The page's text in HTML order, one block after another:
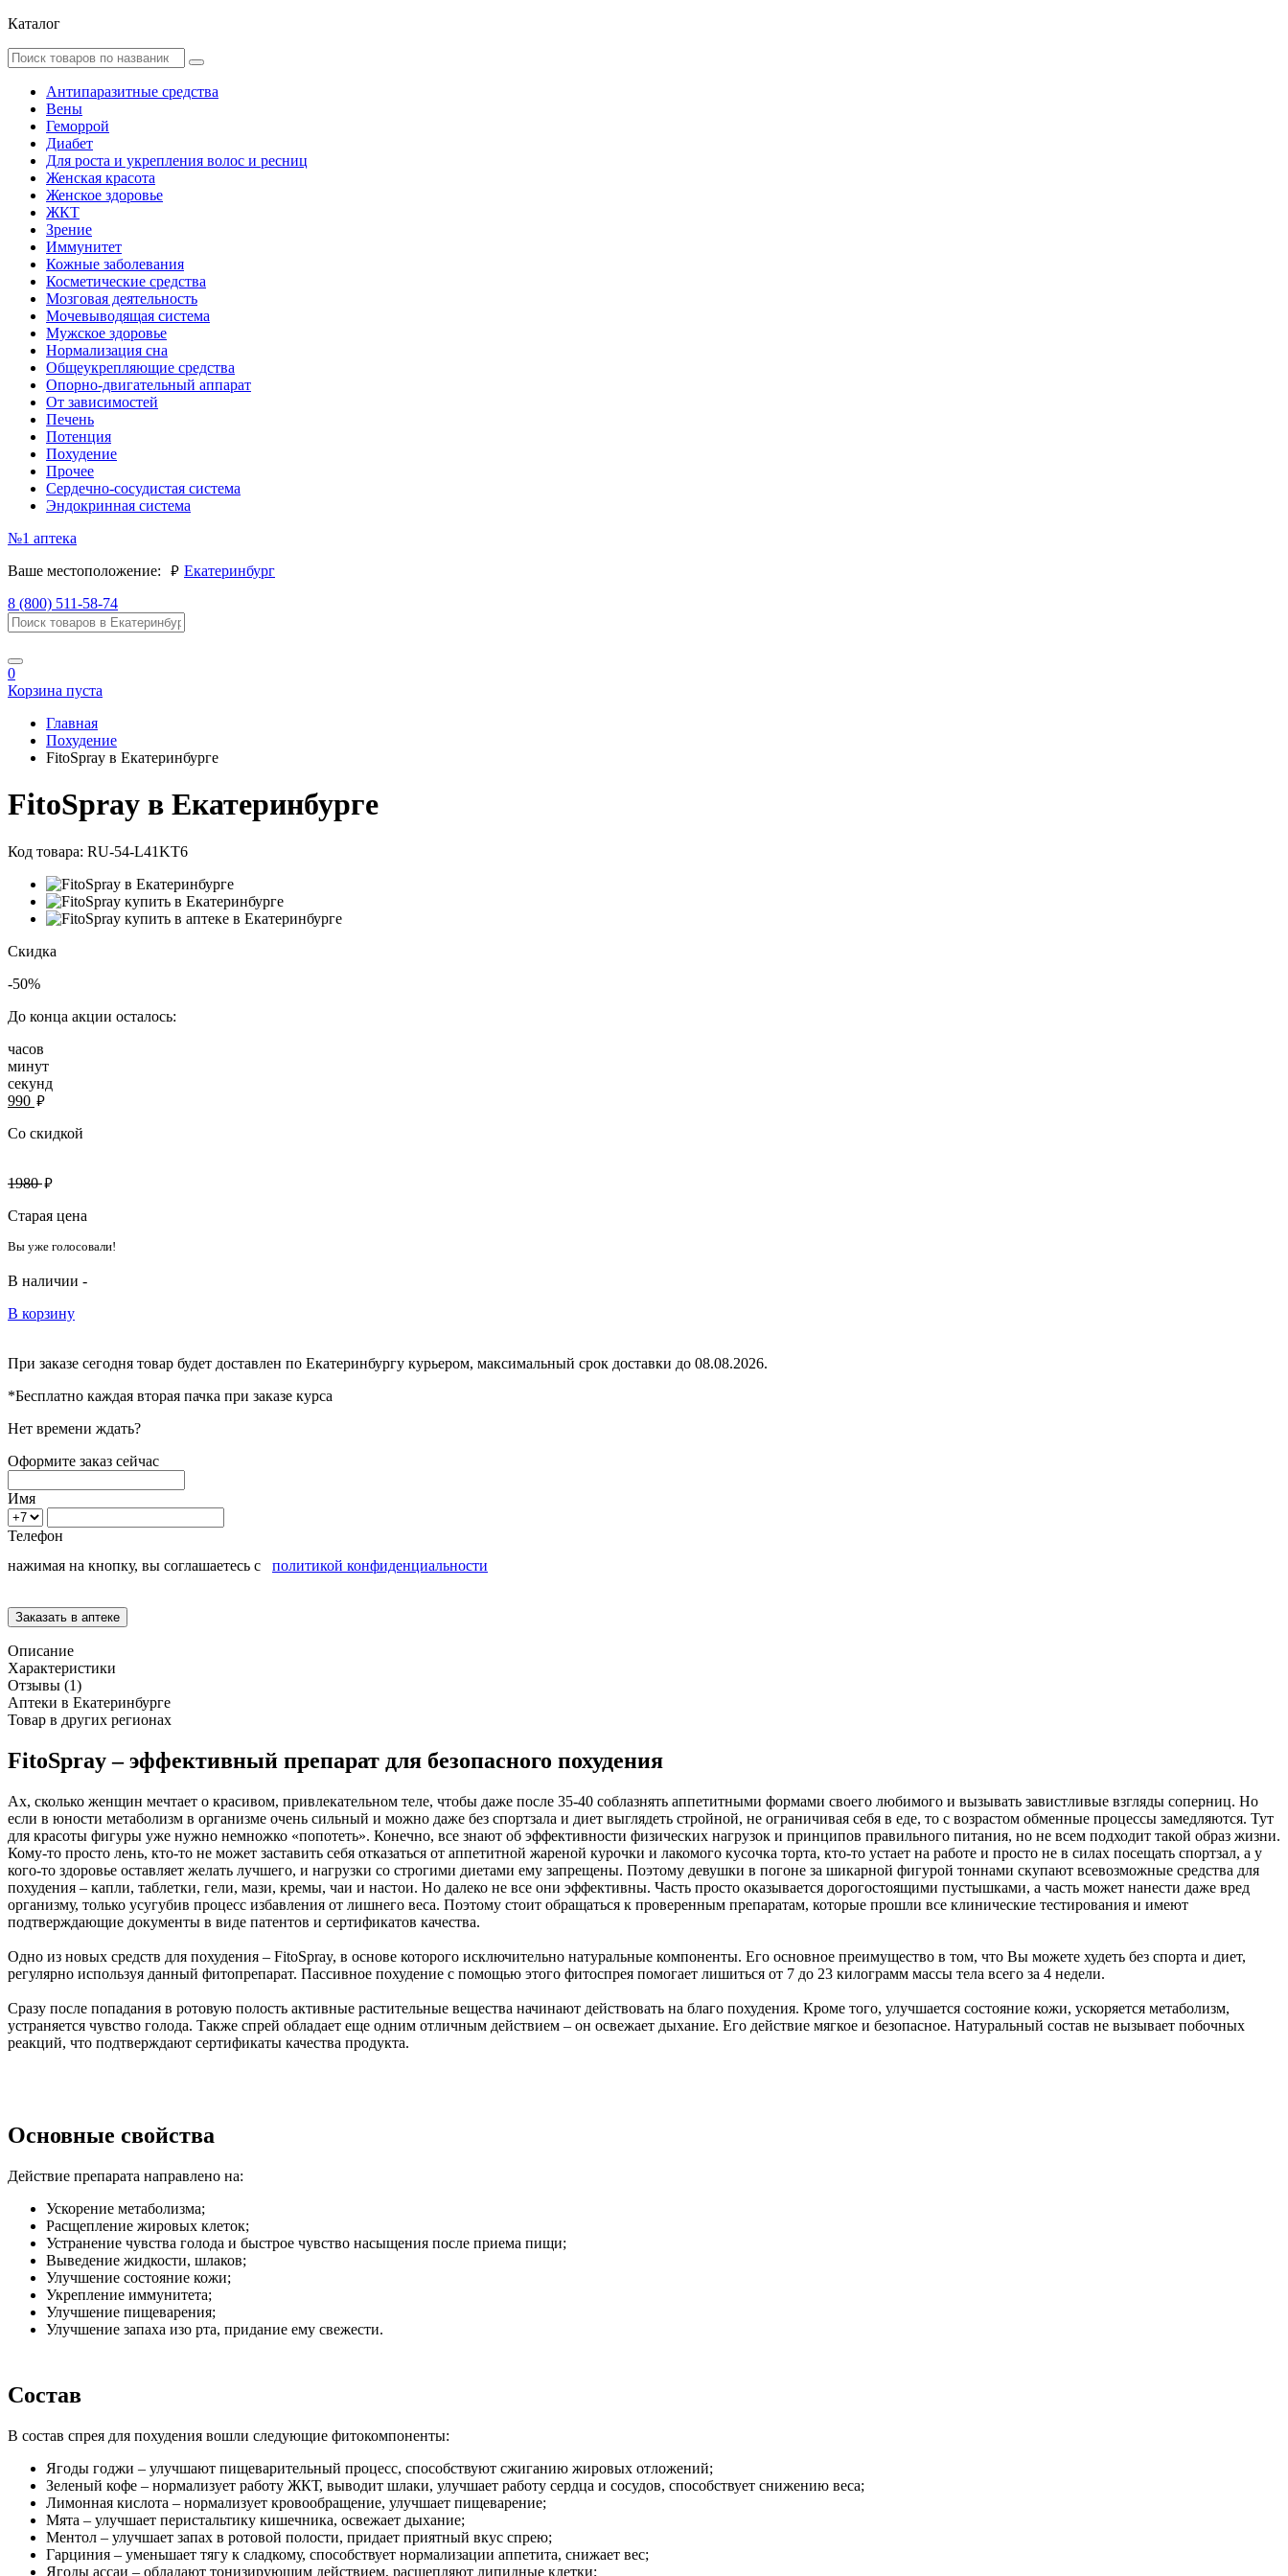
Каталог
Антипаразитные средства
Вены
Геморрой
Диабет
Для роста и укрепления волос и ресниц
Женская красота
Женское здоровье
ЖКТ
Зрение
Иммунитет
Кожные заболевания
Косметические средства
Мозговая деятельность
Мочевыводящая система
Мужское здоровье
Нормализация сна
Общеукрепляющие средства
Опорно-двигательный аппарат
От зависимостей
Печень
Потенция
Похудение
Прочее
Сердечно-сосудистая система
Эндокринная система
№1 аптека
Ваше местоположение:
руб. Екатеринбург
8 (800) 511-58-74
0
Корзина пуста
Главная
Похудение
FitoSpray в Екатеринбурге
FitoSpray в Екатеринбурге
Код товара: RU-54-L41KT6
Скидка
-50%
До конца акции осталось:
часов
минут
секунд
990 руб.
Со скидкой
1980руб.
Старая цена
Вы уже голосовали!
В наличии -
В корзину
При заказе сегодня товар будет доставлен по Екатеринбургу курьером, максимальный срок доставки до 08.08.2026.
*Бесплатно каждая вторая пачка при заказе курса
Нет времени ждать?
Оформите заказ сейчас
Имя
Телефон
нажимая на кнопку, вы соглашаетесь с политикой конфиденциальности
Описание
Характеристики
Отзывы (1)
Аптеки в Екатеринбурге
Товар в других регионах
FitoSpray – эффективный препарат для безопасного похудения
Ах, сколько женщин мечтает о красивом, привлекательном теле, чтобы даже после 35-40 соблазнять аппетитными формами своего любимого и вызывать завистливые взгляды соперниц. Но
если в юности метаболизм в организме очень сильный и можно даже без спортзала и диет выглядеть стройной, не ограничивая себя в еде, то с возрастом обменные процессы замедляются. Тут
для красоты фигуры уже нужно немножко «попотеть». Конечно, все знают об эффективности физических нагрузок и принципов правильного питания, но не всем подходит такой образ жизни.
Кому-то просто лень, кто-то не может заставить себя отказаться от аппетитной жареной курочки и лакомого кусочка торта, кто-то устает на работе и просто не в силах посещать спортзал, а у
кого-то здоровье оставляет желать лучшего, и нагрузки со строгими диетами ему запрещены. Поэтому девушки в погоне за шикарной фигурой тоннами скупают всевозможные средства для
похудения – капли, таблетки, гели, мази, кремы, чаи и настои. Но далеко не все они эффективны. Часть просто оказывается дорогостоящими пустышками, а часть может нанести даже вред
организму, только усугубив процесс избавления от лишнего веса. Поэтому стоит обращаться к проверенным препаратам, которые прошли все клинические тестирования и имеют
подтверждающие документы в виде патентов и сертификатов качества.
Одно из новых средств для похудения – FitoSpray, в основе которого исключительно натуральные компоненты. Его основное преимущество в том, что Вы можете худеть без спорта и диет,
регулярно используя данный фитопрепарат. Пассивное похудение с помощью этого фитоспрея помогает лишиться от 7 до 23 килограмм массы тела всего за 4 недели.
Сразу после попадания в ротовую полость активные растительные вещества начинают действовать на благо похудения. Кроме того, улучшается состояние кожи, ускоряется метаболизм,
устраняется чувство голода. Также спрей обладает еще одним отличным действием – он освежает дыхание. Его действие мягкое и безопасное. Натуральный состав не вызывает побочных
реакций, что подтверждают сертификаты качества продукта.
Основные свойства
Действие препарата направлено на:
Ускорение метаболизма;
Расщепление жировых клеток;
Устранение чувства голода и быстрое чувство насыщения после приема пищи;
Выведение жидкости, шлаков;
Улучшение состояние кожи;
Укрепление иммунитета;
Улучшение пищеварения;
Улучшение запаха изо рта, придание ему свежести.
Состав
В состав спрея для похудения вошли следующие фитокомпоненты:
Ягоды годжи – улучшают пищеварительный процесс, способствуют сжиганию жировых отложений;
Зеленый кофе – нормализует работу ЖКТ, выводит шлаки, улучшает работу сердца и сосудов, способствует снижению веса;
Лимонная кислота – нормализует кровообращение, улучшает пищеварение;
Мята – улучшает перистальтику кишечника, освежает дыхание;
Ментол – улучшает запах в ротовой полости, придает приятный вкус спрею;
Гарциния – уменьшает тягу к сладкому, способствует нормализации аппетита, снижает вес;
Ягоды ассаи – обладают тонизирующим действием, расщепляют липидные клетки;